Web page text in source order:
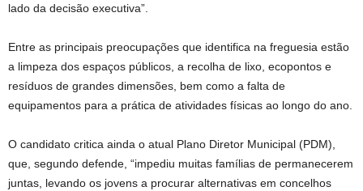
lado da decisão executiva”.
Entre as principais preocupações que identifica na freguesia estão
a limpeza dos espaços públicos, a recolha de lixo, ecopontos e
resíduos de grandes dimensões, bem como a falta de
equipamentos para a prática de atividades físicas ao longo do ano.
O candidato critica ainda o atual Plano Diretor Municipal (PDM),
que, segundo defende, “impediu muitas famílias de permanecerem
juntas, levando os jovens a procurar alternativas em concelhos